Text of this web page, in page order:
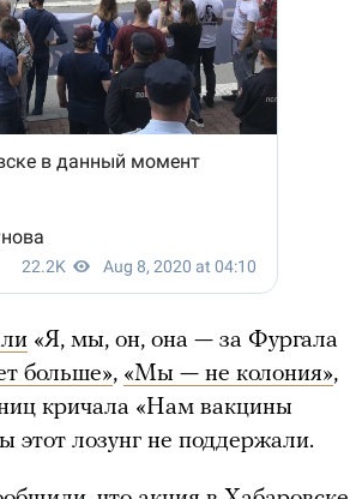
«Я, мы, он, она — за Фургала
больше», «Мы — не колония»,
кричала «Нам вакцины
этот лозунг не поддержали.